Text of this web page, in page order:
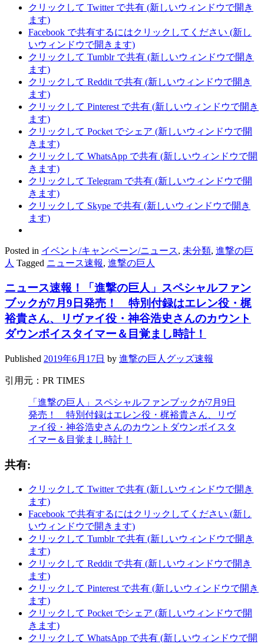
クリックして Twitter で共有 (新しいウィンドウで開き
ます)
Facebook で共有するにはクリックしてください (新し
いウィンドウで開きます)
クリックして Tumblr で共有 (新しいウィンドウで開き
ます)
クリックして Reddit で共有 (新しいウィンドウで開き
ます)
クリックして Pinterest で共有 (新しいウィンドウで開き
ます)
クリックして Pocket でシェア (新しいウィンドウで開
きます)
クリックして WhatsApp で共有 (新しいウィンドウで開
きます)
クリックして Telegram で共有 (新しいウィンドウで開
きます)
クリックして Skype で共有 (新しいウィンドウで開き
ます)
Posted in イベント/キャンペーン/ニュース, 未分類, 進撃の巨
人 Tagged ニュース速報, 進撃の巨人
ニュース速報！「進撃の巨人」スペシャルファン
ブックが7月9日発売！ 特別付録はエレン役・梶
裕貴さん、リヴァイ役・神谷浩史さんのカウント
ダウンボイスタイマー＆目覚まし時計！
Published 2019年6月17日 by 進撃の巨人グッズ速報
引用元：PR TIMES
「進撃の巨人」スペシャルファンブックが7月9日
発売！ 特別付録はエレン役・梶裕貴さん、リヴ
ァイ役・神谷浩史さんのカウントダウンボイスタ
イマー＆目覚まし時計！
共有:
クリックして Twitter で共有 (新しいウィンドウで開き
ます)
Facebook で共有するにはクリックしてください (新し
いウィンドウで開きます)
クリックして Tumblr で共有 (新しいウィンドウで開き
ます)
クリックして Reddit で共有 (新しいウィンドウで開き
ます)
クリックして Pinterest で共有 (新しいウィンドウで開き
ます)
クリックして Pocket でシェア (新しいウィンドウで開
きます)
クリックして WhatsApp で共有 (新しいウィンドウで開